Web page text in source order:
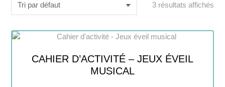
3 résultats affichés
CAHIER D’ACTIVITÉ – JEUX ÉVEIL
MUSICAL